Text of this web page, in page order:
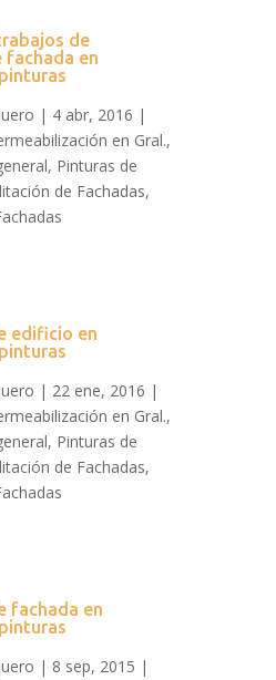
de
fachada en
| 4 abr, 2016 |
en Gral.,
, Pinturas de
de Fachadas,
edificio en
| 22 ene, 2016 |
en Gral.,
, Pinturas de
de Fachadas,
fachada en
| 8 sep, 2015 |